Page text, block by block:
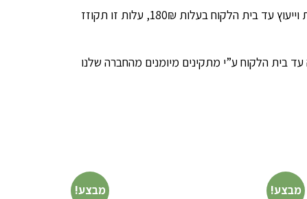
ניתן להזמין שירות מדידות וייעוץ עד בית הלקוח בעלות 180₪, עלות זו תקוזז
עד בית הלקוח ע”י מתקינים מיומנים מהחברה שלנו
מבצע! מבצע!